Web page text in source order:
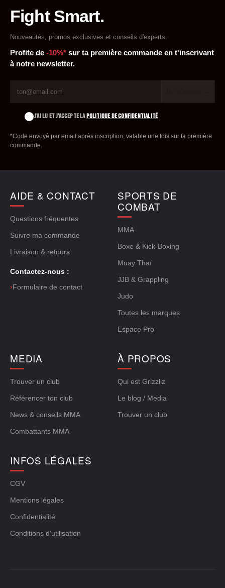
Fight Smart.
Nouveautés, promos exclusives et conseils d'experts.
Profite de -10%* sur ta première commande en t'inscrivant
à notre newsletter.
J'AI LU ET J'ACCEPTE LAPOLITIQUE DE CONFIDENTIALITÉ
*Code envoyé par email après inscription, valable une fois sur ta première
commande.
AIDE & CONTACT
Questions fréquentes
Suivre ma commande
Livraison & retours
Contactez-nous :
›Formulaire de contact
SPORTS DE
COMBAT
MMA
Boxe & Kick-Boxing
Muay Thaï
JJB & Grappling
Judo
Toutes les marques
Espace Pro
MEDIA
Trouver un club
Référencer ton club
News & conseils MMA
Combattants MMA
À PROPOS
Qui est Grizzliz
Le blog / Media
Trouver un club
INFOS LÉGALES
CGV
Mentions légales
Confidentialité
Conditions d'utilisation